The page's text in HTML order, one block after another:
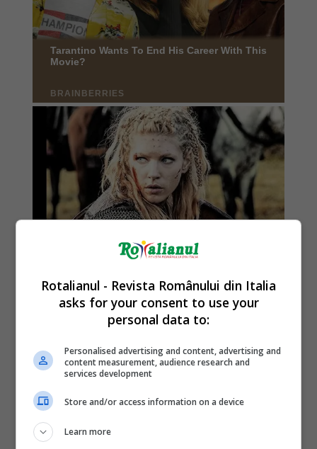
Rotalianul - Revista Românului din Italia
asks for your consent to use your
personal data to:
Personalised advertising and content, advertising and
content measurement, audience research and
services development
Store and/or access information on a device
Learn more